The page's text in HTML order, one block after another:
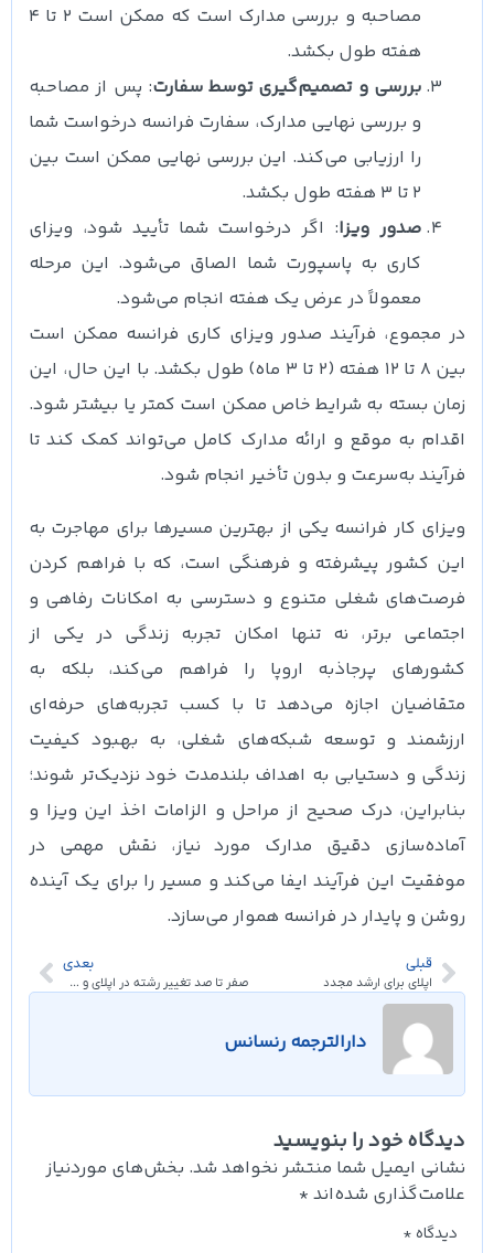
مصاحبه و بررسی مدارک است که ممکن است 2 تا 4
هفته طول بکشد.
بررسی و تصمیم‌گیری توسط سفارت: پس از مصاحبه
و بررسی نهایی مدارک، سفارت فرانسه درخواست شما
را ارزیابی می‌کند. این بررسی نهایی ممکن است بین
2 تا 3 هفته طول بکشد.
صدور ویزا: اگر درخواست شما تأیید شود، ویزای
کاری به پاسپورت شما الصاق می‌شود. این مرحله
معمولاً در عرض یک هفته انجام می‌شود.
در مجموع، فرآیند صدور ویزای کاری فرانسه ممکن است
بین 8 تا 12 هفته (2 تا 3 ماه) طول بکشد. با این حال، این
زمان بسته به شرایط خاص ممکن است کمتر یا بیشتر شود.
اقدام به موقع و ارائه مدارک کامل می‌تواند کمک کند تا
فرآیند به‌سرعت و بدون تأخیر انجام شود.
ویزای کار فرانسه یکی از بهترین مسیرها برای مهاجرت به
این کشور پیشرفته و فرهنگی است، که با فراهم کردن
فرصت‌های شغلی متنوع و دسترسی به امکانات رفاهی و
اجتماعی برتر، نه تنها امکان تجربه زندگی در یکی از
کشورهای پرجاذبه اروپا را فراهم می‌کند، بلکه به
متقاضیان اجازه می‌دهد تا با کسب تجربه‌های حرفه‌ای
ارزشمند و توسعه شبکه‌های شغلی، به بهبود کیفیت
زندگی و دستیابی به اهداف بلندمدت خود نزدیک‌تر شوند؛
بنابراین، درک صحیح از مراحل و الزامات اخذ این ویزا و
آماده‌سازی دقیق مدارک مورد نیاز، نقش مهمی در
موفقیت این فرآیند ایفا می‌کند و مسیر را برای یک آینده
روشن و پایدار در فرانسه هموار می‌سازد.
قبلی
اپلای برای ارشد مجدد
بعدی
صفر تا صد تغییر رشته در اپلای و مهاجرت تحصیلی 2024
دارالترجمه رنسانس
دیدگاه خود را بنویسید
نشانی ایمیل شما منتشر نخواهد شد. بخش‌های موردنیاز
علامت‌گذاری شده‌اند *
دیدگاه *